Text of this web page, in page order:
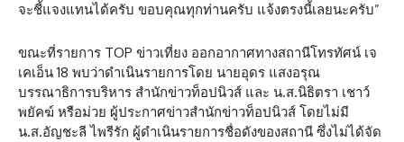
จะชี้แจงแทนได้ครับ ขอบคุณทุกท่านครับ แจ้งตรงนี้เลยนะครับ”
ขณะที่รายการ TOP ข่าวเที่ยง ออกอากาศทางสถานีโทรทัศน์ เจ
เคเอ็น 18 พบว่าดำเนินรายการโดย นายอุดร แสงอรุณ
บรรณาธิการบริหาร สำนักข่าวท็อปนิวส์ และ น.ส.นิธิตรา เชาว์
พยัคฆ์ หรือม่วย ผู้ประกาศข่าวสำนักข่าวท็อปนิวส์ โดยไม่มี
น.ส.อัญชะลี ไพรีรัก ผู้ดำเนินรายการชื่อดังของสถานี ซึ่งไม่ได้จัด